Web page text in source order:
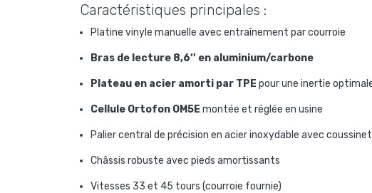
Caractéristiques principales :
Platine vinyle manuelle avec entraînement par courroie
Bras de lecture 8,6’’ en aluminium/carbone
Plateau en acier amorti par TPE pour une inertie
Cellule Ortofon OM5E montée et réglée en usine
Palier central de précision en acier inoxydable avec
Châssis robuste avec pieds amortissants
Vitesses 33 et 45 tours (courroie fournie)